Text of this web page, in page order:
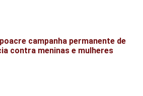
campanha permanente de
contra meninas e mulheres